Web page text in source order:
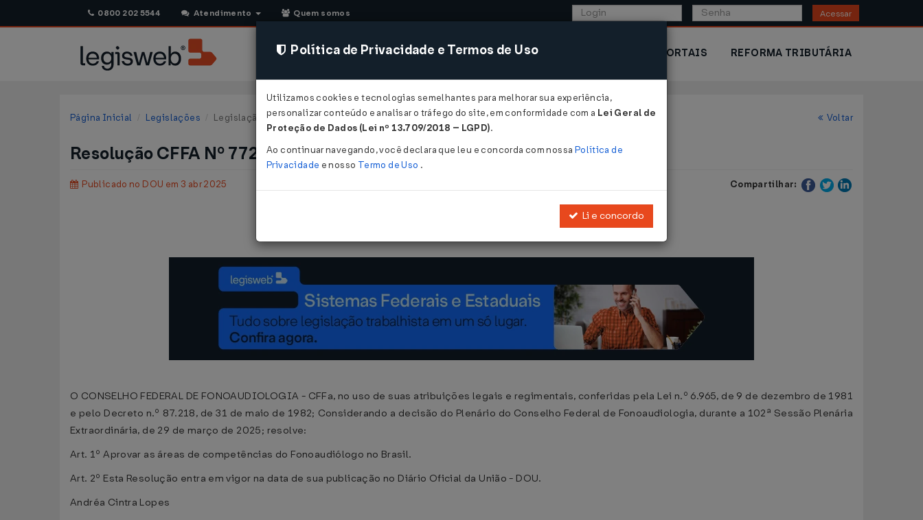
0800 202 5544 Atendimento Quem somos Acessar
CONSULTORIA SISTEMAS COMÉRCIO EXTERIOR PORTAIS REFORMA TRIBUTÁRIA
Página Inicial Legislações Legislação Federal Voltar
Resolução CFFA Nº 772 DE 29/03/2025
Publicado no DOU em 3 abr 2025 Compartilhar:
Dispõe sobre as áreas de competências do Fonoaudiólogo no Brasil.
O CONSELHO FEDERAL DE FONOAUDIOLOGIA - CFFa, no uso de suas atribuições legais e regimentais, conferidas pela Lei n.º 6.965, de 9 de dezembro de 1981
e pelo Decreto n.º 87.218, de 31 de maio de 1982; Considerando a decisão do Plenário do Conselho Federal de Fonoaudiologia, durante a 102ª Sessão Plenária
Extraordinária, de 29 de março de 2025; resolve:
Art. 1º Aprovar as áreas de competências do Fonoaudiólogo no Brasil.
Art. 2º Esta Resolução entra em vigor na data de sua publicação no Diário Oficial da União - DOU.
Andréa Cintra Lopes
Política de Privacidade e Termos de Uso
Utilizamos cookies e tecnologias semelhantes para melhorar sua experiência,
personalizar conteúdo e analisar o tráfego do site, em conformidade com a Lei Geral de
Proteção de Dados (Lei nº 13.709/2018 – LGPD).
Ao continuar navegando, você declara que leu e concorda com nossa Política de
Privacidade e nosso Termo de Uso .
Li e concordo